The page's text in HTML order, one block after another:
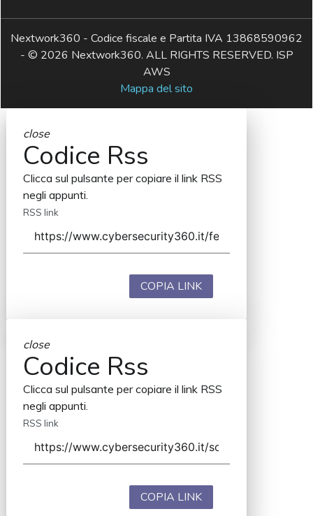
Nextwork360 - Codice fiscale e Partita IVA 13868590962
- © 2026 Nextwork360. ALL RIGHTS RESERVED. ISP
AWS
Mappa del sito
close
Codice Rss
Clicca sul pulsante per copiare il link RSS
negli appunti.
RSS link
COPIA LINK
close
Codice Rss
Clicca sul pulsante per copiare il link RSS
negli appunti.
RSS link
COPIA LINK